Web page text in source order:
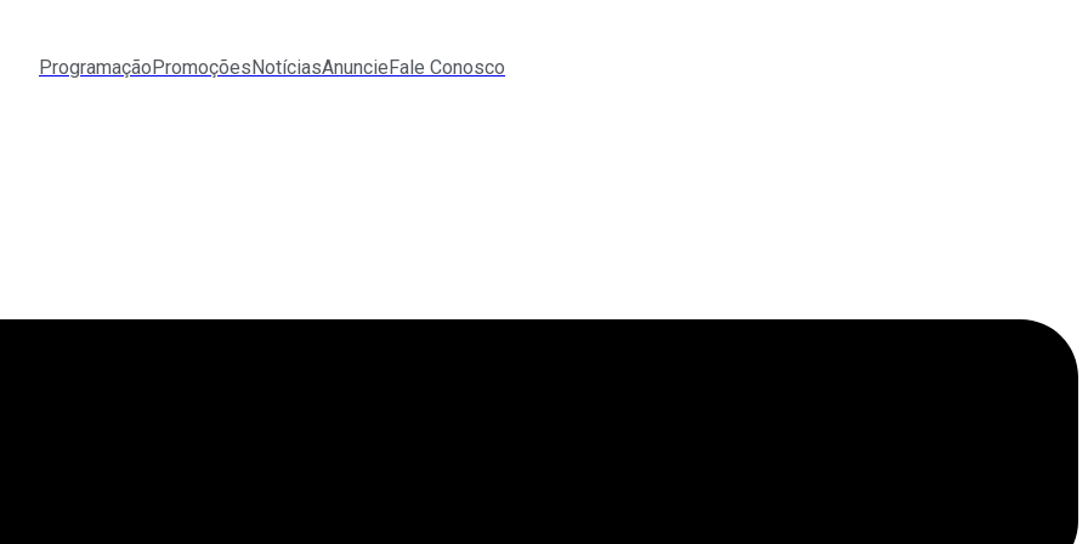
ProgramaçãoPromoçõesNotíciasAnuncieFale Conosco